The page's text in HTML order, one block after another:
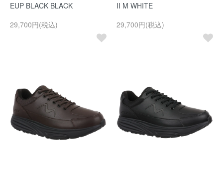
EUP BLACK BLACK
29,700円(税込)
II M WHITE
29,700円(税込)